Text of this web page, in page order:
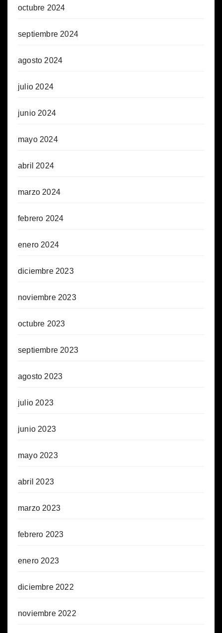
octubre 2024
septiembre 2024
agosto 2024
julio 2024
junio 2024
mayo 2024
abril 2024
marzo 2024
febrero 2024
enero 2024
diciembre 2023
noviembre 2023
octubre 2023
septiembre 2023
agosto 2023
julio 2023
junio 2023
mayo 2023
abril 2023
marzo 2023
febrero 2023
enero 2023
diciembre 2022
noviembre 2022